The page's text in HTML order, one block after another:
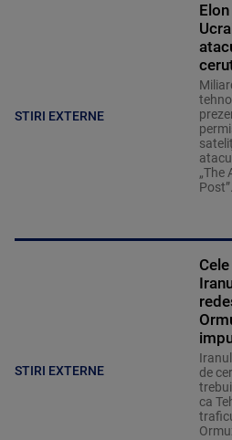
STIRI EXTERNE
„The
Post”.
STIRI EXTERNE
de
ca